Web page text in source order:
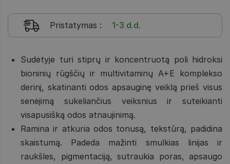
Pristatymas : 1-3 d.d.
Sudėtyje turi stiprų ir koncentruotą poli hidroksi
bioninių rūgščių ir multivitaminų A+E komplekso
derinį, skatinanti odos apsauginę veiklą prieš visus
senėjimą sukeliančius veiksnius ir suteikianti
visapusišką odos atnaujinimą.
Ramina ir atkuria odos tonusą, tekstūrą, padidina
skaistumą. Padeda mažinti smulkias linijas ir
raukšles, pigmentaciją, sutraukia poras, apsaugo